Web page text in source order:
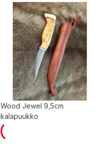
Wood Jewel 9,5cm
kalapuukko